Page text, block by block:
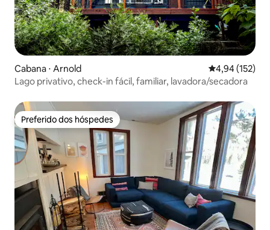
Cabana ⋅ Arnold 4,94 de uma
4,94 (152)
Lago privativo, check-in fácil, familiar, lavadora/secadora
Preferido dos hóspedes
Preferido dos hóspedes